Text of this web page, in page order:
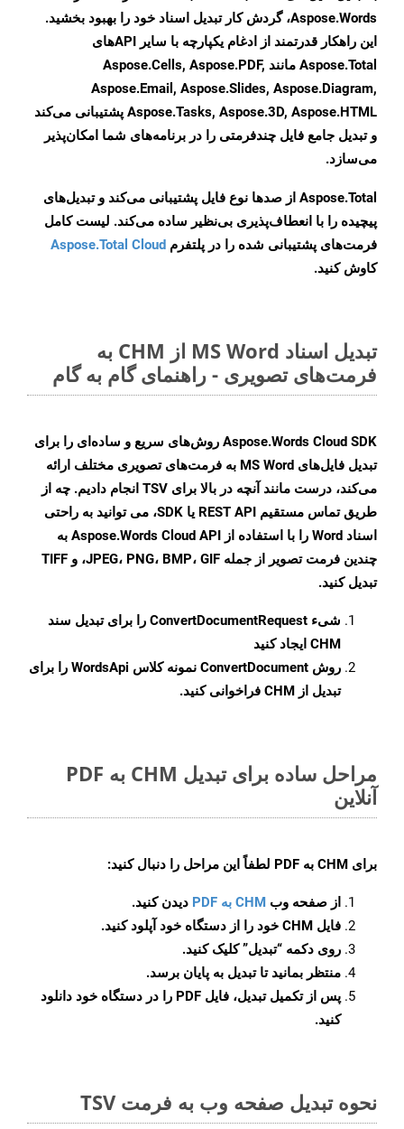
Aspose.Words، گردش کار تبدیل اسناد خود را بهبود بخشید.
این راهکار قدرتمند از ادغام یکپارچه با سایر APIهای
Aspose.Total مانند Aspose.Cells, Aspose.PDF,
Aspose.Email, Aspose.Slides, Aspose.Diagram,
Aspose.Tasks, Aspose.3D, Aspose.HTML پشتیبانی می‌کند
و تبدیل جامع فایل چندفرمتی را در برنامه‌های شما امکان‌پذیر
می‌سازد.
Aspose.Total از صدها نوع فایل پشتیبانی می‌کند و تبدیل‌های
پیچیده را با انعطاف‌پذیری بی‌نظیر ساده می‌کند. لیست کامل
فرمت‌های پشتیبانی شده را در پلتفرم Aspose.Total Cloud
کاوش کنید.
تبدیل اسناد MS Word از CHM به
فرمت‌های تصویری - راهنمای گام به گام
Aspose.Words Cloud SDK روش‌های سریع و ساده‌ای را برای
تبدیل فایل‌های MS Word به فرمت‌های تصویری مختلف ارائه
می‌کند، درست مانند آنچه در بالا برای TSV انجام دادیم. چه از
طریق تماس مستقیم REST API یا SDK، می توانید به راحتی
اسناد Word را با استفاده از Aspose.Words Cloud API به
چندین فرمت تصویر از جمله JPEG، PNG، BMP، GIF، و TIFF
تبدیل کنید.
شیء ConvertDocumentRequest را برای تبدیل سند
CHM ایجاد کنید
روش ConvertDocument
نمونه کلاس WordsApi را برای
تبدیل از CHM فراخوانی کنید.
مراحل ساده برای تبدیل CHM به PDF
آنلاین
برای CHM به PDF لطفاً این مراحل را دنبال کنید:
از صفحه وب CHM به PDF
دیدن کنید.
فایل CHM خود را از دستگاه خود آپلود کنید.
روی دکمه “تبدیل”کلیک کنید.
منتظر بمانید تا تبدیل به پایان برسد.
پس از تکمیل تبدیل، فایل PDF را در دستگاه خود دانلود
کنید.
نحوه تبدیل صفحه وب به فرمت TSV